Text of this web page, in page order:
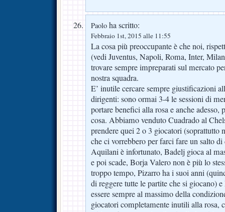
Paolo ha scritto:
Febbraio 1st, 2015 alle 11:55
La cosa più preoccupante è che noi,
(vedi Juventus, Napoli, Roma, Inter,
trovare sempre impreparati sul mercato
nostra squadra.
E’ inutile cercare sempre giustificazioni
dirigenti: sono ormai 3-4 le sessioni di
portare benefici alla rosa e anche adesso,
cosa. Abbiamo venduto Cuadrado al
prendere quei 2 o 3 giocatori (soprattutto
che ci vorrebbero per farci fare un salto di
Aquilani è infortunato, Badelj gioca al
e poi scade, Borja Valero non è più lo
troppo tempo, Pizarro ha i suoi anni
di reggere tutte le partite che si giocano)
essere sempre al massimo della
giocatori completamente inutili alla rosa,